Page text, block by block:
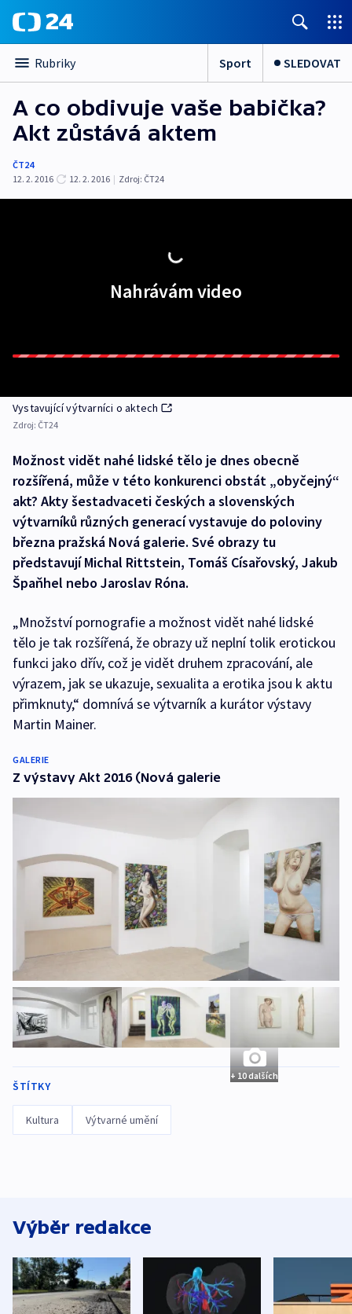
Rubriky Sport SLEDOVAT
A co obdivuje vaše babička?
Akt zůstává aktem
ČT24
12. 2. 2016
12. 2. 2016 | Zdroj: ČT24
Nahrávám video
Vystavující výtvarníci o aktech
Zdroj: ČT24
Možnost vidět nahé lidské tělo je dnes obecně
rozšířená, může v této konkurenci obstát „obyčejný“
akt? Akty šestadvaceti českých a slovenských
výtvarníků různých generací vystavuje do poloviny
března pražská Nová galerie. Své obrazy tu
představují Michal Rittstein, Tomáš Císařovský, Jakub
Špaňhel nebo Jaroslav Róna.
„Množství pornografie a možnost vidět nahé lidské
tělo je tak rozšířená, že obrazy už neplní tolik erotickou
funkci jako dřív, což je vidět druhem zpracování, ale
výrazem, jak se ukazuje, sexualita a erotika jsou k aktu
přimknuty,“ domnívá se výtvarník a kurátor výstavy
Martin Mainer.
GALERIE
Z výstavy Akt 2016 (Nová galerie
+ 10 dalších
ŠTÍTKY
Kultura Výtvarné umění
Výběr redakce